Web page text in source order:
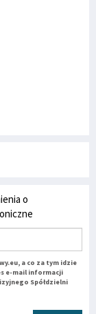
o
a co za tym idzie
e-mail informacji
Spółdzielni